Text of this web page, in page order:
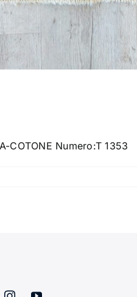
COTONE Numero:T 1353